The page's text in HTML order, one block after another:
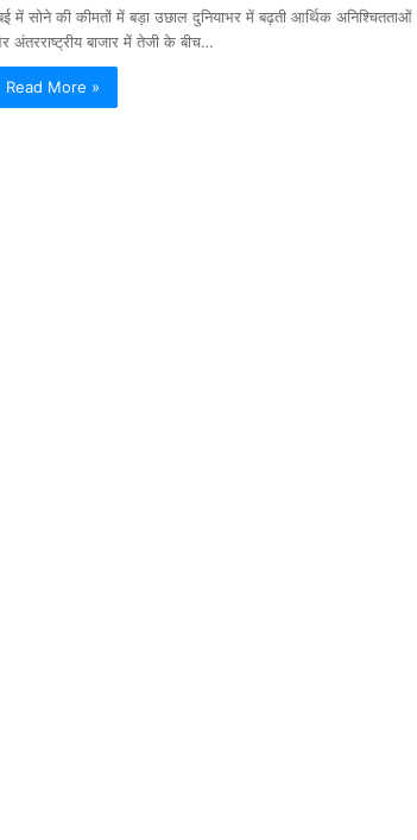
में सोने की कीमतों में बड़ा उछाल दुनियाभर में बढ़ती आर्थिक अनिश्चितताओं
अंतरराष्ट्रीय बाजार में तेजी के बीच…
Read More »